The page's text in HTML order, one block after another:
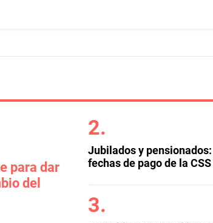
para dar
del
Jubilados y
fechas de pago de la